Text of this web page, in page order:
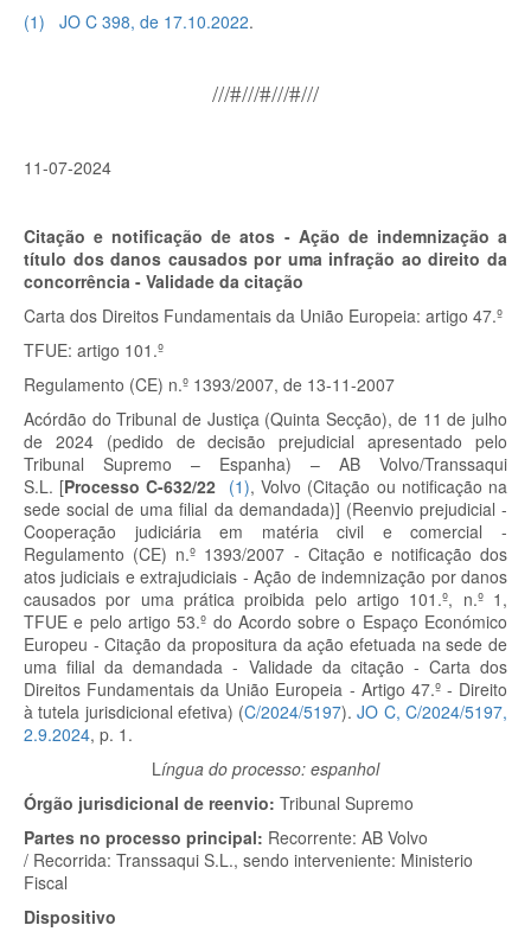
(1) JO C 398, de 17.10.2022.
///#///#///#///
11-07-2024
Citação e notificação de atos - Ação de indemnização a
título dos danos causados por uma infração ao direito da
concorrência - Validade da citação
Carta dos Direitos Fundamentais da União Europeia: artigo 47.º
TFUE: artigo 101.º
Regulamento (CE) n.º 1393/2007, de 13-11-2007
Acórdão do Tribunal de Justiça (Quinta Secção), de 11 de julho
de 2024 (pedido de decisão prejudicial apresentado pelo
Tribunal Supremo – Espanha) – AB Volvo/Transsaqui
S.L. [Processo C-632/22 (1), Volvo (Citação ou notificação na
sede social de uma filial da demandada)] (Reenvio prejudicial -
Cooperação judiciária em matéria civil e comercial -
Regulamento (CE) n.º 1393/2007 - Citação e notificação dos
atos judiciais e extrajudiciais - Ação de indemnização por danos
causados por uma prática proibida pelo artigo 101.º, n.º 1,
TFUE e pelo artigo 53.º do Acordo sobre o Espaço Económico
Europeu - Citação da propositura da ação efetuada na sede de
uma filial da demandada - Validade da citação - Carta dos
Direitos Fundamentais da União Europeia - Artigo 47.º - Direito
à tutela jurisdicional efetiva) (C/2024/5197).JO C, C/2024/5197,
2.9.2024, p. 1.
Língua do processo: espanhol
Órgão jurisdicional de reenvio: Tribunal Supremo
Partes no processo principal: Recorrente: AB Volvo
/ Recorrida: Transsaqui S.L., sendo interveniente: Ministerio
Fiscal
Dispositivo